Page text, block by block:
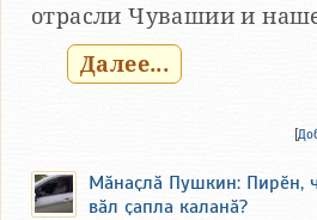
отрасли Чувашии и
Далее...
[
Мӑнаҫлӑ Пушкин: Пирӗн,
вӑл ҫапла каланӑ?